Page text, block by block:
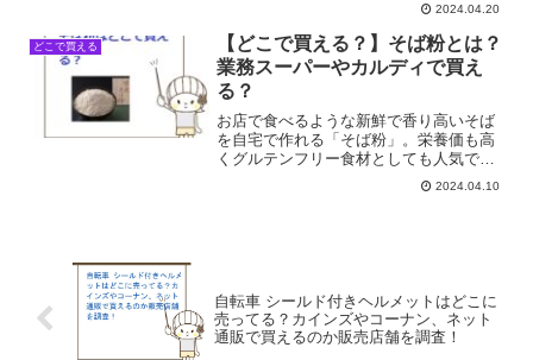
2024.04.20
どこで買える
【どこで買える？】そば粉とは？
業務スーパーやカルディで買え
る？
お店で食べるような新鮮で香り高いそば
を自宅で作れる「そば粉」。栄養価も高
くグルテンフリー食材としても人気で
す。そば粉はどこで買える？業務スーパ
ーやカルディで買える？そこで今回はそ
2024.04.10
自転車 シールド付きヘルメットはどこに
売ってる？カインズやコーナン、ネット
通販で買えるのか販売店舗を調査！